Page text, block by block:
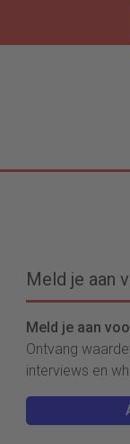
Meld je aan
Meld je aan
Ontvang
interviews en